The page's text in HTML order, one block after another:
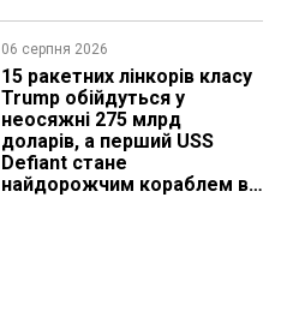
06 серпня 2026
15 ракетних лінкорів класу
Trump обійдуться у
неосяжні 275 млрд
доларів, а перший USS
Defiant стане
найдорожчим кораблем в